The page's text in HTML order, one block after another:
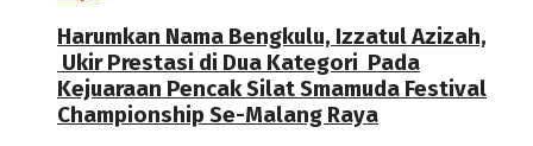
Harumkan Nama Bengkulu, Izzatul Azizah,
Ukir Prestasi di Dua Kategori Pada
Kejuaraan Pencak Silat Smamuda Festival
Championship Se-Malang Raya